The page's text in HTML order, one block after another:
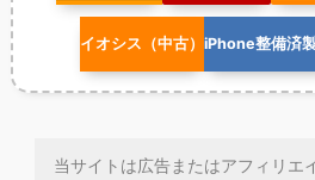
iPhone整備済
イオシス（中古）
当サイトは広告またはアフィリエ